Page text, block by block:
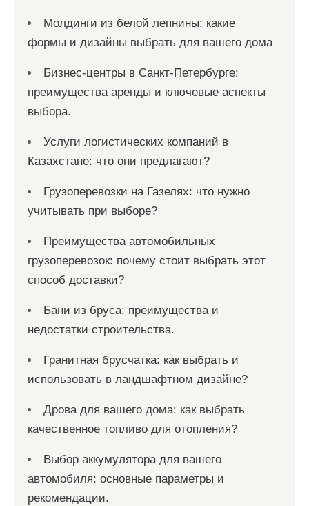
Молдинги из белой лепнины: какие
формы и дизайны выбрать для вашего дома
Бизнес-центры в Санкт-Петербурге:
преимущества аренды и ключевые аспекты
выбора.
Услуги логистических компаний в
Казахстане: что они предлагают?
Грузоперевозки на Газелях: что нужно
учитывать при выборе?
Преимущества автомобильных
грузоперевозок: почему стоит выбрать этот
способ доставки?
Бани из бруса: преимущества и
недостатки строительства.
Гранитная брусчатка: как выбрать и
использовать в ландшафтном дизайне?
Дрова для вашего дома: как выбрать
качественное топливо для отопления?
Выбор аккумулятора для вашего
автомобиля: основные параметры и
рекомендации.